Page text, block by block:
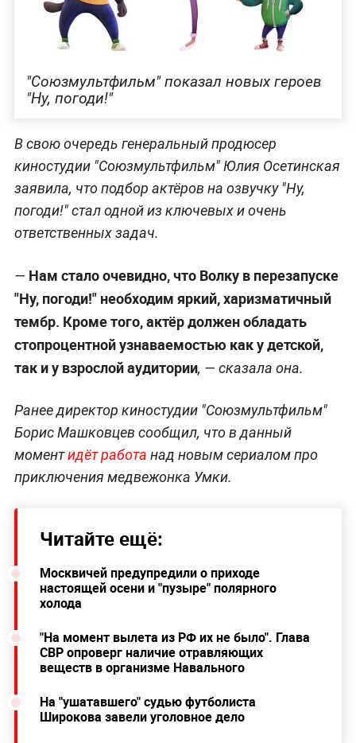
"Союзмультфильм" показал новых героев
"Ну, погоди!"
В свою очередь генеральный продюсер
киностудии "Союзмультфильм" Юлия Осетинская
заявила, что подбор актёров на озвучку "Ну,
погоди!" стал одной из ключевых и очень
ответственных задач.
— Нам стало очевидно, что Волку в перезапуске
"Ну, погоди!" необходим яркий, харизматичный
тембр. Кроме того, актёр должен обладать
стопроцентной узнаваемостью как у детской,
так и у взрослой аудитории, — сказала она.
Ранее директор киностудии "Союзмультфильм"
Борис Машковцев сообщил, что в данный
моментидёт работа над новым сериалом про
приключения медвежонка Умки.
Читайте ещё:
Москвичей предупредили о приходе
настоящей осени и "пузыре" полярного
холода
"На момент вылета из РФ их не было". Глава
СВР опроверг наличие отравляющих
веществ в организме Навального
На "ушатавшего" судью футболиста
Широкова завели уголовное дело